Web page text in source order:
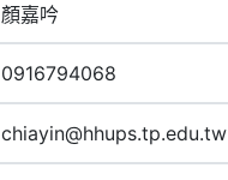
顏嘉吟
0916794068
chiayin@hhups.tp.edu.tw